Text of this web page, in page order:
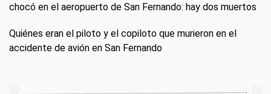
chocó en el aeropuerto de San Fernando: hay dos muertos
Quiénes eran el piloto y el copiloto que murieron en el
accidente de avión en San Fernando